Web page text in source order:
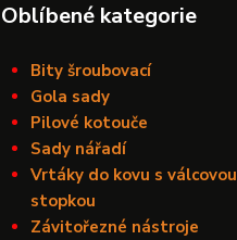
Oblíbené kategorie
Bity šroubovací
Gola sady
Pilové kotouče
Sady nářadí
Vrtáky do kovu s válcovou
stopkou
Závitořezné nástroje